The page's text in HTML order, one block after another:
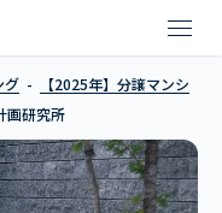
グ
【2025年】分譲マンシ
画研究所